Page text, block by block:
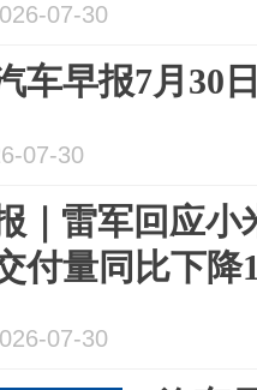
07-30
车早报7月30日
07-30
｜雷军回应
付量同比下降
07-30